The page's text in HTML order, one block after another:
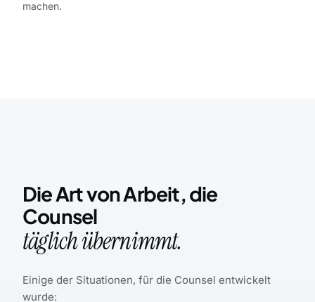
machen.
Die Art von Arbeit, die
Counsel
täglich übernimmt.
Einige der Situationen, für die Counsel entwickelt
wurde: